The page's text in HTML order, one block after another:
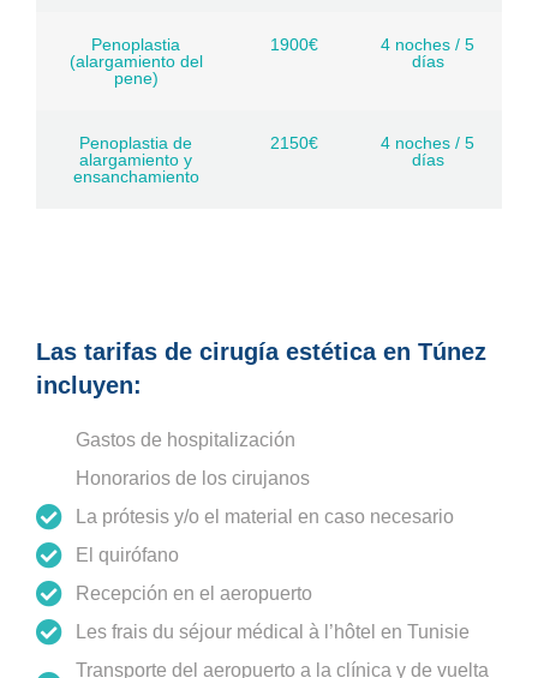
Penoplastia
(alargamiento del
pene)
1900€
4 noches / 5
días
Penoplastia de
alargamiento y
ensanchamiento
2150€
4 noches / 5
días
Las tarifas de cirugía estética en Túnez
incluyen:
Gastos de hospitalización
Honorarios de los cirujanos
La prótesis y/o el material en caso necesario
El quirófano
Recepción en el aeropuerto
Les frais du séjour médical à l’hôtel en Tunisie
Transporte del aeropuerto a la clínica y de vuelta